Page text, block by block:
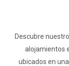
Descubre
alojamientos
ubicados en